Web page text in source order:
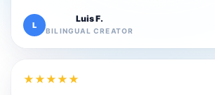
L
Luis F.
BILINGUAL CREATOR
★★★★★